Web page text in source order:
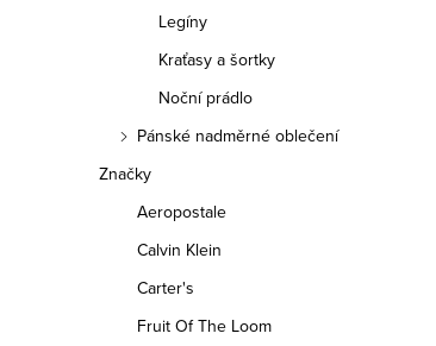
Legíny
Kraťasy a šortky
Noční prádlo
Pánské nadměrné oblečení
Značky
Aeropostale
Calvin Klein
Carter's
Fruit Of The Loom